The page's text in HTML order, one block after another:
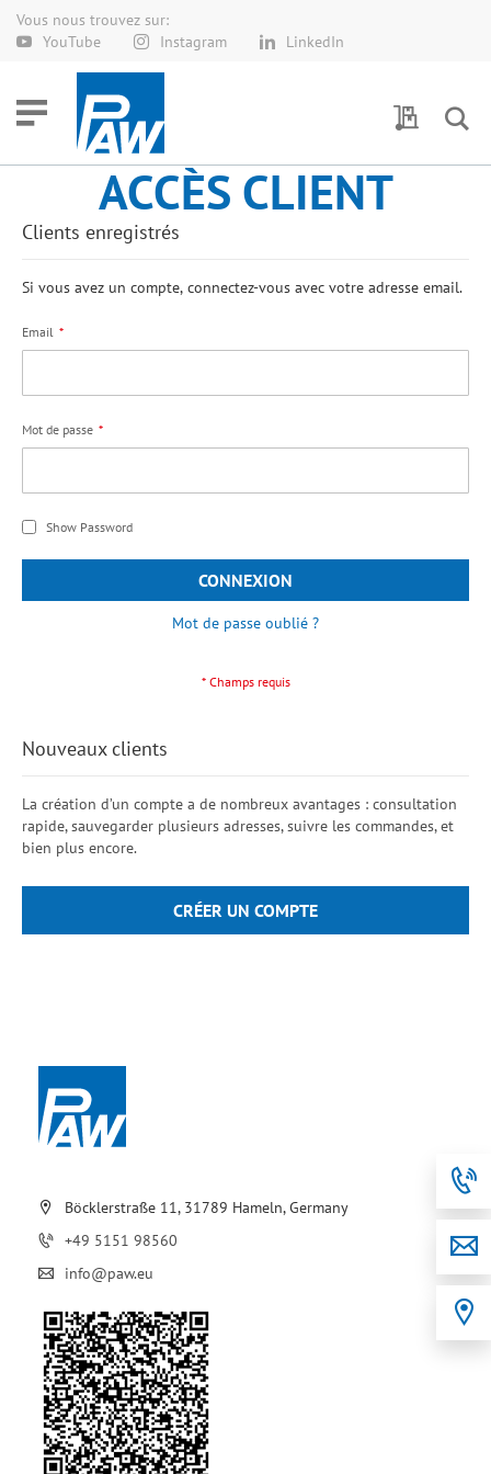
Vous nous trouvez sur:
YouTube
Instagram LinkedIn
Allez
Demande
ACCÈS CLIENT
Clients enregistrés
Si vous avez un compte, connectez-vous avec votre adresse email.
Email
Mot de passe
Show Password
CONNEXION
Mot de passe oublié ?
Nouveaux clients
La création d’un compte a de nombreux avantages : consultation
rapide, sauvegarder plusieurs adresses, suivre les commandes, et
bien plus encore.
CRÉER UN COMPTE
Böcklerstraße 11, 31789 Hameln, Germany
+49 5151 98560
info@paw.eu